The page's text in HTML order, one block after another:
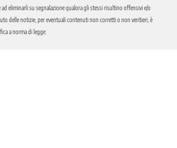
eliminarli su segnalazione qualora gli stessi risultino offensivi e/o
delle notizie, per eventuali contenuti non corretti o non veritieri, è
a norma di legge.